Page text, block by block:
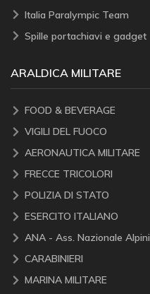
Italia Paralympic Team
Spille portachiavi e gadget
ARALDICA MILITARE
FOOD & BEVERAGE
VIGILI DEL FUOCO
AERONAUTICA MILITARE
FRECCE TRICOLORI
POLIZIA DI STATO
ESERCITO ITALIANO
ANA - Ass. Nazionale Alpini
CARABINIERI
MARINA MILITARE